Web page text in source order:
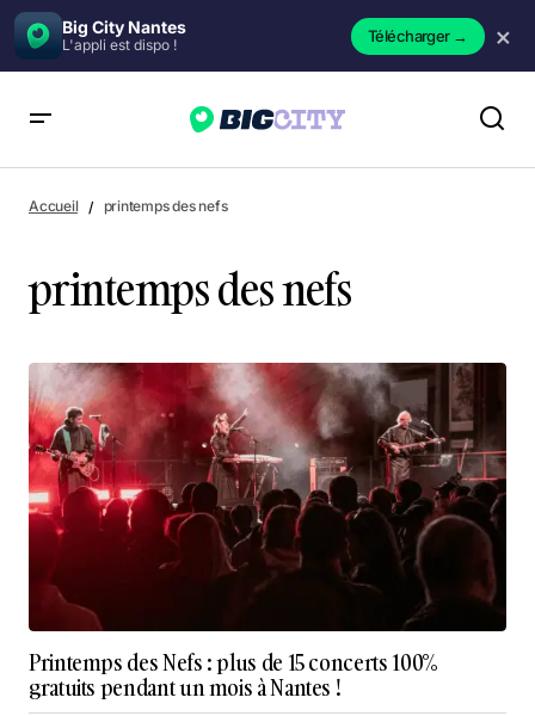
Big City Nantes
L'appli est dispo ! Télécharger→ ×
Accueil printemps des nefs
printemps des nefs
Printemps des Nefs : plus de 15 concerts 100%
gratuits pendant un mois à Nantes !